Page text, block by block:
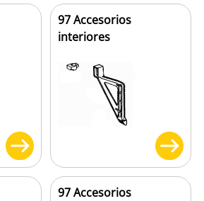
97 Accesorios
interiores
97 Accesorios